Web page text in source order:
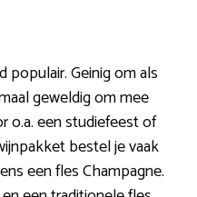
Geinig om als
geweldig om mee
o.a. een studiefeest of
bestel je vaak
een fles Champagne.